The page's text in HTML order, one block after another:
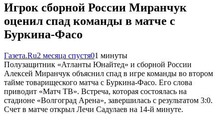
Игрок сборной России Миранчук
оценил спад команды в матче с
Буркина-Фасо
Газета.Ru2 месяца спустя01 минуты
Полузащитник «Атланты Юнайтед» и сборной России
Алексей Миранчук объяснил спад в игре команды во втором
тайме товарищеского матча с Буркина-Фасо. Его слова
приводит «Матч ТВ». Встреча, которая состоялась на
стадионе «Волгоград Арена», завершилась с результатом 3:0.
Счет в матче открыл Лечи Садулаев на 14-й минуте.